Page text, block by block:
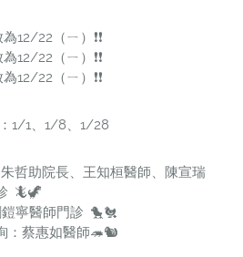
12/22（ㄧ）❗️❗️
12/22（ㄧ）❗️❗️
12/22（ㄧ）❗️❗️
1/1、1/8、1/28
哲助院長、王知桓醫師、陳宣瑞
🦎🦖
寧醫師門診 🐤🐔
：蔡惠如醫師🦔🐿️